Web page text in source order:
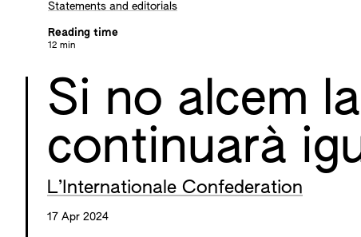
Statements and editorials
Reading time
12 min
Si no alcem
continuarà
L’Internationale Confederation
17 Apr 2024